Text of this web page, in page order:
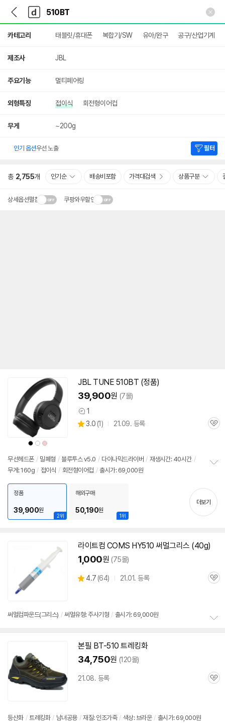
다
나
와
가
기
다
와
메
인
카테고리 태블릿/휴대폰 복합기/SW 유아/완구 공구/산업기계
제조사 JBL
주요기능 멀티페어링
외형특징 접이식 회전형이어컵
무게 ~200g
인기 옵션우선 노출 필터
총 2,755개 인기순 배송비포함 가격대검색 상품구분
상세옵션펼침 쿠팡와우할인
상
품
상
상
품
상
상
품
색
상
JBL TUNE 510BT (정품)
39,900원 (7몰)
상
품
1
별
3.0 (상
뷰
1) 21.09. 등록
관
무선헤드폰 / 밀폐형 / 블루투스 v5.0 / 다이나믹드라이버 / 재생시간: 40시간 /
무게: 160g / 접이식 / 회전형이어컵 / 출시가: 69,000원
치
기
2위
정품
39,900원
1위
해외구매
50,190원
더보기
라이트컴 COMS HY510 써멀그리스 (40g)
1,000원 (75몰)
별
4.7 (상
뷰
64) 21.01. 등록
관
써멀컴파운드(그리스) / 써멀유형: 주사기형 / 출시가: 69,000원
본필 BT-510 트레킹화
34,750원 (120몰)
21.08. 등록
관
등산화 / 트레킹화 / 남녀공용 / 재질: 인조가죽 / 색상: 브라운 / 출시가: 69,000원